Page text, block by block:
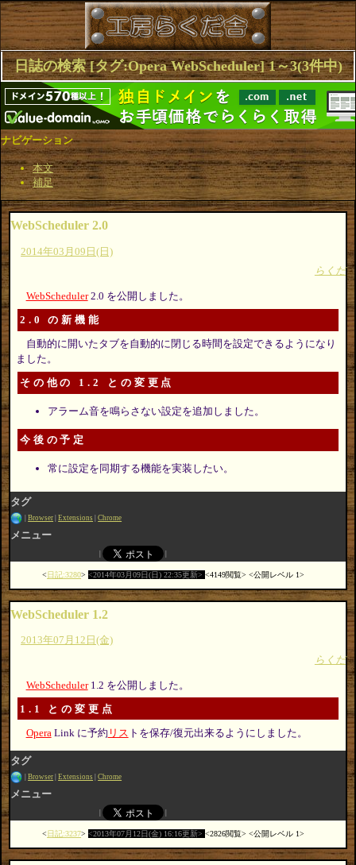
日誌の検索 [タグ:Opera WebScheduler] 1～3(3件中)
ナビゲーション
本文
補足
WebScheduler 2.0
2014年03月09日(日)
らくだ
WebScheduler2.0 を公開しました。
2.0 の新機能
自動的に開いたタブを自動的に閉じる時間を設定できるようになり
ました。
その他の 1.2 との変更点
アラーム音を鳴らさない設定を追加しました。
今後の予定
常に設定を同期する機能を実装したい。
タグ
Browser Extensions Chrome
メニュー
日記:3280 2014年03月09日(日) 22:35更新 4149閲覧 公開レベル 1
WebScheduler 1.2
2013年07月12日(金)
らくだ
WebScheduler1.2 を公開しました。
1.1 との変更点
Opera Link に予約 リス トを保存/復元出来るようにしました。
タグ
Browser Extensions Chrome
メニュー
日記:3237 2013年07月12日(金) 16:16更新 2826閲覧 公開レベル 1